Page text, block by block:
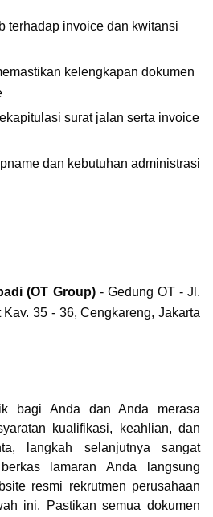
terhadap invoice dan kwitansi
kelengkapan dokumen
surat jalan serta invoice
dan kebutuhan administrasi
(OT Group) - Gedung OT - Jl.
Kav. 35 - 36, Cengkareng, Jakarta
bagi Anda dan Anda merasa
kualifikasi, keahlian, dan
langkah selanjutnya sangat
lamaran Anda langsung
resmi rekrutmen perusahaan
ini. Pastikan semua dokumen